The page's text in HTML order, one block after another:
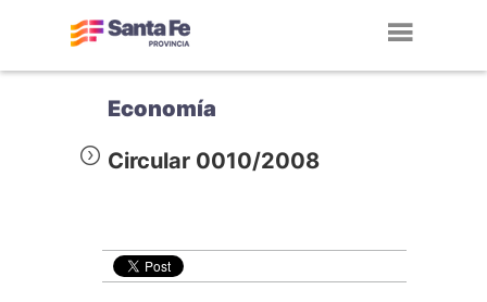
Economía
Circular 0010/2008